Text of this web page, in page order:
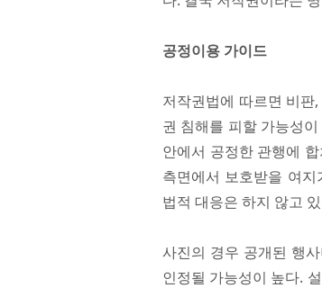
공정이용 가이드
저작권법에 따르면 비
권 침해를 피할 가능성
안에서 공정한 관행에
측면에서 보호받을 여
법적 대응은 하지 않고
사진의 경우 공개된 행
인정될 가능성이 높다.